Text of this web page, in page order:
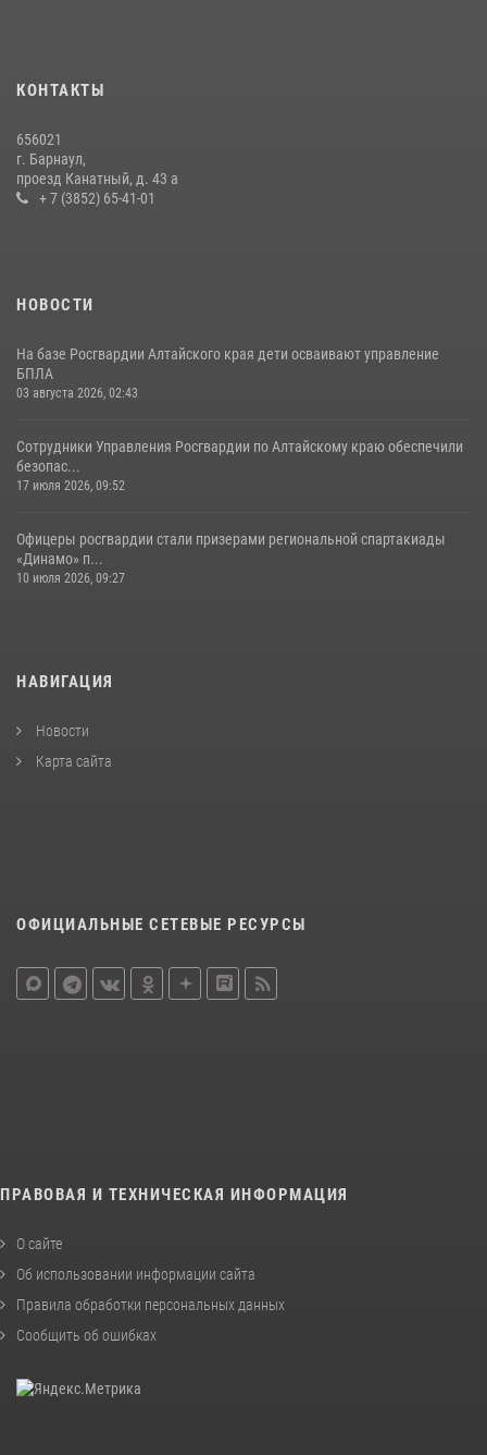
КОНТАКТЫ
656021
г. Барнаул,
проезд Канатный, д. 43 а
+ 7 (3852) 65-41-01
НОВОСТИ
На базе Росгвардии Алтайского края дети осваивают управление
БПЛА
03 августа 2026, 02:43
Сотрудники Управления Росгвардии по Алтайскому краю обеспечили
безопас...
17 июля 2026, 09:52
Офицеры росгвардии стали призерами региональной спартакиады
«Динамо» п...
10 июля 2026, 09:27
НАВИГАЦИЯ
Новости
Карта сайта
ОФИЦИАЛЬНЫЕ СЕТЕВЫЕ РЕСУРСЫ
ПРАВОВАЯ И ТЕХНИЧЕСКАЯ ИНФОРМАЦИЯ
О сайте
Об использовании информации сайта
Правила обработки персональных данных
Сообщить об ошибках